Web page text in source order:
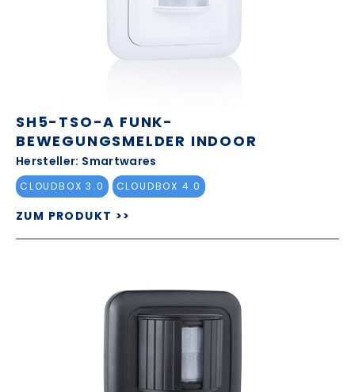
SH5-TSO-A FUNK-
BEWEGUNGSMELDER INDOOR
Hersteller: Smartwares
CLOUDBOX 3.0 CLOUDBOX 4.0
ZUM PRODUKT >>